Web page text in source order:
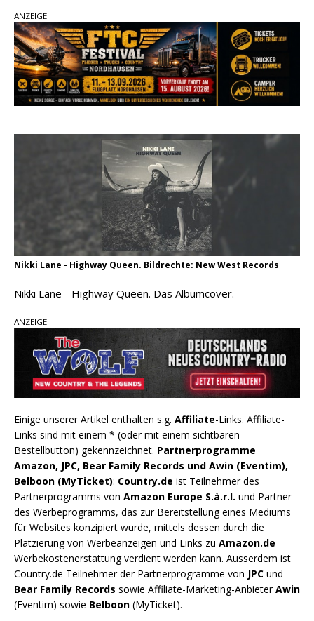
„Choosin‘ Texas“ gehört zu den größten Hits
aller Zeiten
pez veröffentlicht neue Single „Late Night
Talks“ – eine Hymne auf unvergessliche
Sommernächte
Morgan Wallen, Dolly Parton und Riley Green im
Fokus
ANZEIGE
Nikki Lane - Highway Queen. Bildrechte: New West Records
Nikki Lane - Highway Queen. Das Albumcover.
ANZEIGE
Einige unserer Artikel enthalten s.g. Affiliate-Links. Affiliate-
Links sind mit einem * (oder mit einem sichtbaren
Bestellbutton) gekennzeichnet. Partnerprogramme
Amazon, JPC, Bear Family Records und Awin (Eventim),
Belboon (MyTicket): Country.de ist Teilnehmer des
Partnerprogramms von Amazon Europe S.à.r.l. und Partner
des Werbeprogramms, das zur Bereitstellung eines Mediums
für Websites konzipiert wurde, mittels dessen durch die
Platzierung von Werbeanzeigen und Links zu Amazon.de
Werbekostenerstattung verdient werden kann. Ausserdem ist
Country.de Teilnehmer der Partnerprogramme von JPC und
Bear Family Records sowie Affiliate-Marketing-AnbieterAwin
(Eventim) sowie Belboon (MyTicket).